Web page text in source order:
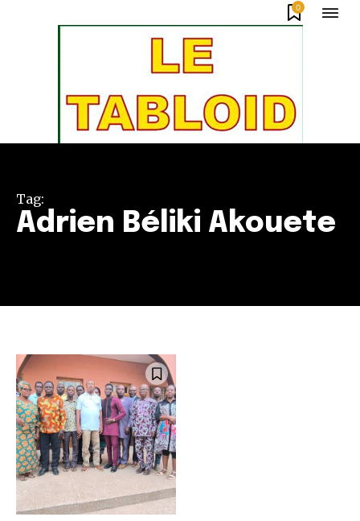
0
Tag:
Adrien Béliki Akouete